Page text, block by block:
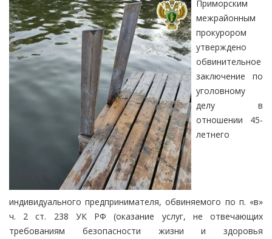
Приморским
межрайонным
прокурором
утверждено
обвинительное
заключение по
уголовному
делу в
отношении 45-
летнего
индивидуального предпринимателя, обвиняемого по п. «в»
ч. 2 ст. 238 УК РФ (оказание услуг, не отвечающих
требованиям безопасности жизни и здоровья